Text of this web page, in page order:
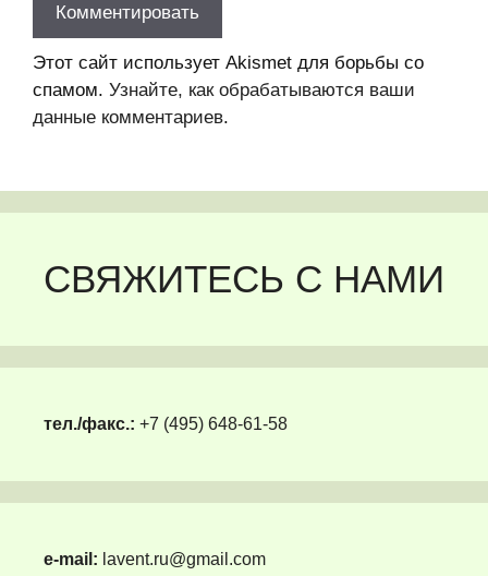
Этот сайт использует Akismet для борьбы со
спамом. Узнайте, как обрабатываются ваши
данные комментариев.
СВЯЖИТЕСЬ С НАМИ
тел./факс.: +7 (495) 648-61-58
e-mail: lavent.ru@gmail.com